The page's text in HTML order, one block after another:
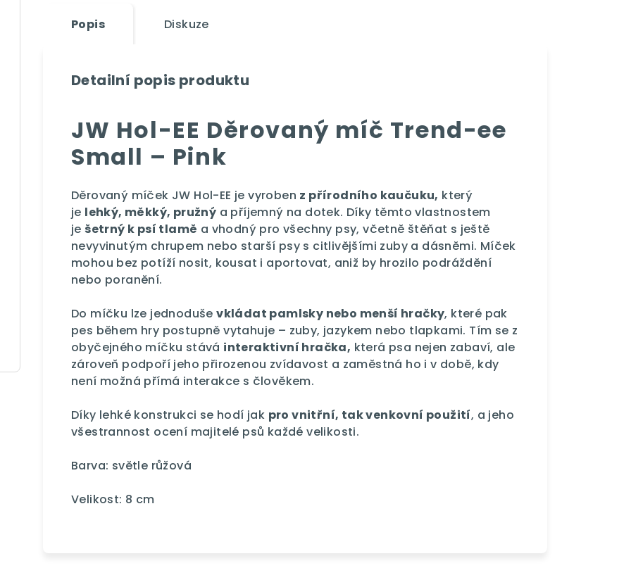
Popis Diskuze
Detailní popis produktu
JW Hol-EE Děrovaný míč Trend-ee
Small – Pink
Děrovaný míček JW Hol-EE je vyroben z přírodního kaučuku, který
je lehký, měkký, pružný a příjemný na dotek. Díky těmto vlastnostem
je šetrný k psí tlamě a vhodný pro všechny psy, včetně štěňat s ještě
nevyvinutým chrupem nebo starší psy s citlivějšími zuby a dásněmi. Míček
mohou bez potíží nosit, kousat i aportovat, aniž by hrozilo podráždění
nebo poranění.
Do míčku lze jednoduše vkládat pamlsky nebo menší hračky, které pak
pes během hry postupně vytahuje – zuby, jazykem nebo tlapkami. Tím se z
obyčejného míčku stává interaktivní hračka, která psa nejen zabaví, ale
zároveň podpoří jeho přirozenou zvídavost a zaměstná ho i v době, kdy
není možná přímá interakce s člověkem.
Díky lehké konstrukci se hodí jak pro vnitřní, tak venkovní použití, a jeho
všestrannost ocení majitelé psů každé velikosti.
Barva: světle růžová
Velikost: 8 cm